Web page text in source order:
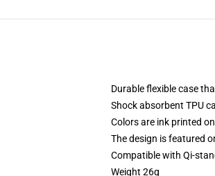
Durable flexible case
Shock absorbent TPU
Colors are ink printed
The design is featured
Compatible with Qi-
Weight 26g